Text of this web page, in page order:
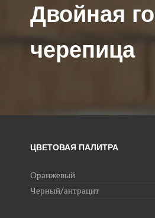
Двойная
черепица
ЦВЕТОВАЯ ПАЛИТРА
Оранжевый
Черный/антрацит